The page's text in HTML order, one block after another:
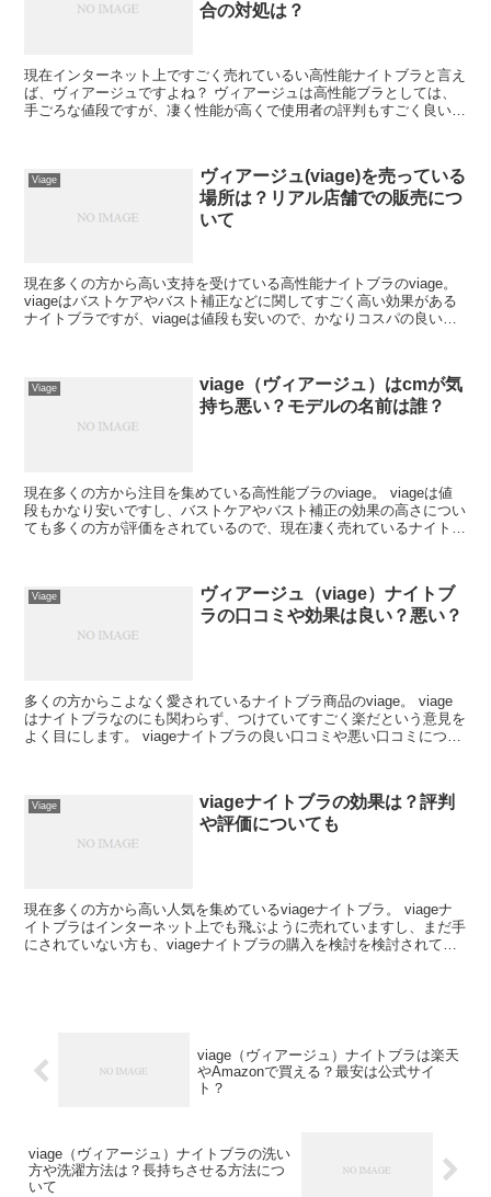
合の対処は？
現在インターネット上ですごく売れているい高性能ナイトブラと言え
ば、ヴィアージュですよね？ ヴィアージュは高性能ブラとしては、
手ごろな値段ですが、凄く性能が高くで使用者の評判もすごく良いの
Viage
ヴィアージュ(viage)を売っている
場所は？リアル店舗での販売につ
いて
現在多くの方から高い支持を受けている高性能ナイトブラのviage。
viageはバストケアやバスト補正などに関してすごく高い効果がある
ナイトブラですが、viageは値段も安いので、かなりコスパの良い高
Viage
viage（ヴィアージュ）はcmが気
持ち悪い？モデルの名前は誰？
現在多くの方から注目を集めている高性能ブラのviage。 viageは値
段もかなり安いですし、バストケアやバスト補正の効果の高さについ
ても多くの方が評価をされているので、現在凄く売れているナイトブ
Viage
ヴィアージュ（viage）ナイトブ
ラの口コミや効果は良い？悪い？
多くの方からこよなく愛されているナイトブラ商品のviage。 viage
はナイトブラなのにも関わらず、つけていてすごく楽だという意見を
よく目にします。 viageナイトブラの良い口コミや悪い口コミについ
Viage
viageナイトブラの効果は？評判
や評価についても
現在多くの方から高い人気を集めているviageナイトブラ。 viageナ
イトブラはインターネット上でも飛ぶように売れていますし、まだ手
にされていない方も、viageナイトブラの購入を検討を検討されてい
viage（ヴィアージュ）ナイトブラは楽天
やAmazonで買える？最安は公式サイ
ト？
viage（ヴィアージュ）ナイトブラの洗い
方や洗濯方法は？長持ちさせる方法につ
いて